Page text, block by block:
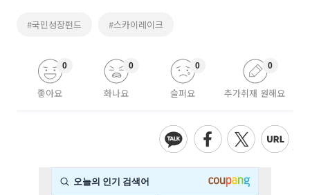
#국민성장펀드 #스카이레이크
좋아요
0
화나요
0
슬퍼요
0
추가취재 원해요
0